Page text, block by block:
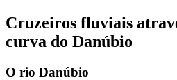
Cruzeiros fluviais
curva do Danúbio
O rio Danúbio